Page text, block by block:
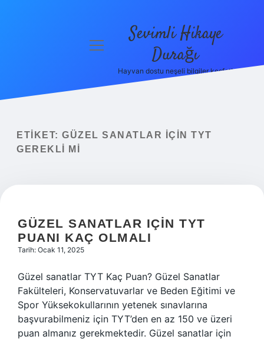
Yasal Uyarı
menüyü
Sevimli Hikaye
Durağı
Hayvan dostu neşeli bilgiler keşfet!
ETIKET: GÜZEL SANATLAR IÇIN TYT
GEREKLI MI
GÜZEL SANATLAR IÇIN TYT
PUANI KAÇ OLMALI
Tarih: Ocak 11, 2025
Güzel sanatlar TYT Kaç Puan? Güzel Sanatlar
Fakülteleri, Konservatuvarlar ve Beden Eğitimi ve
Spor Yüksekokullarının yetenek sınavlarına
başvurabilmeniz için TYT’den en az 150 ve üzeri
puan almanız gerekmektedir. Güzel sanatlar için